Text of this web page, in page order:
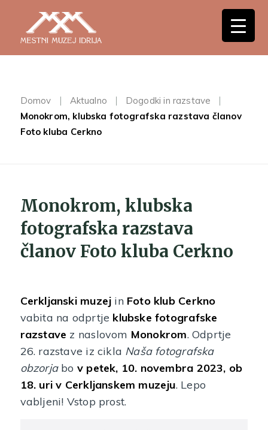
Domov Aktualno
Dogodki in razstave
Monokrom, klubska fotografska razstava članov
Foto kluba Cerkno
Monokrom, klubska
fotografska razstava
članov Foto kluba Cerkno
Cerkljanski muzej in Foto klub Cerkno
vabita na odprtje klubske fotografske
razstave z naslovom Monokrom. Odprtje
26. razstave iz cikla Naša fotografska
obzorjabo v petek, 10. novembra 2023, ob
18. uri v Cerkljanskem muzeju. Lepo
vabljeni! Vstop prost.